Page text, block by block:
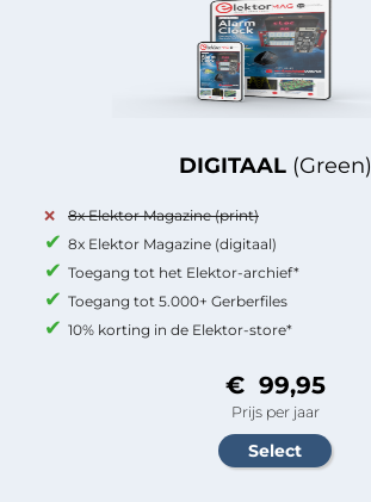
DIGITAAL (Green)
8x Elektor Magazine (print)
8x Elektor Magazine (digitaal)
Toegang tot het Elektor-archief*
Toegang tot 5.000+ Gerberfiles
10% korting in de Elektor-store*
€ 99,95
Prijs per jaar